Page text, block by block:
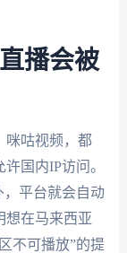
播会被
咪咕视频，都
国内IP访问。
平台就会自动
想在马来西亚
不可播放”的提